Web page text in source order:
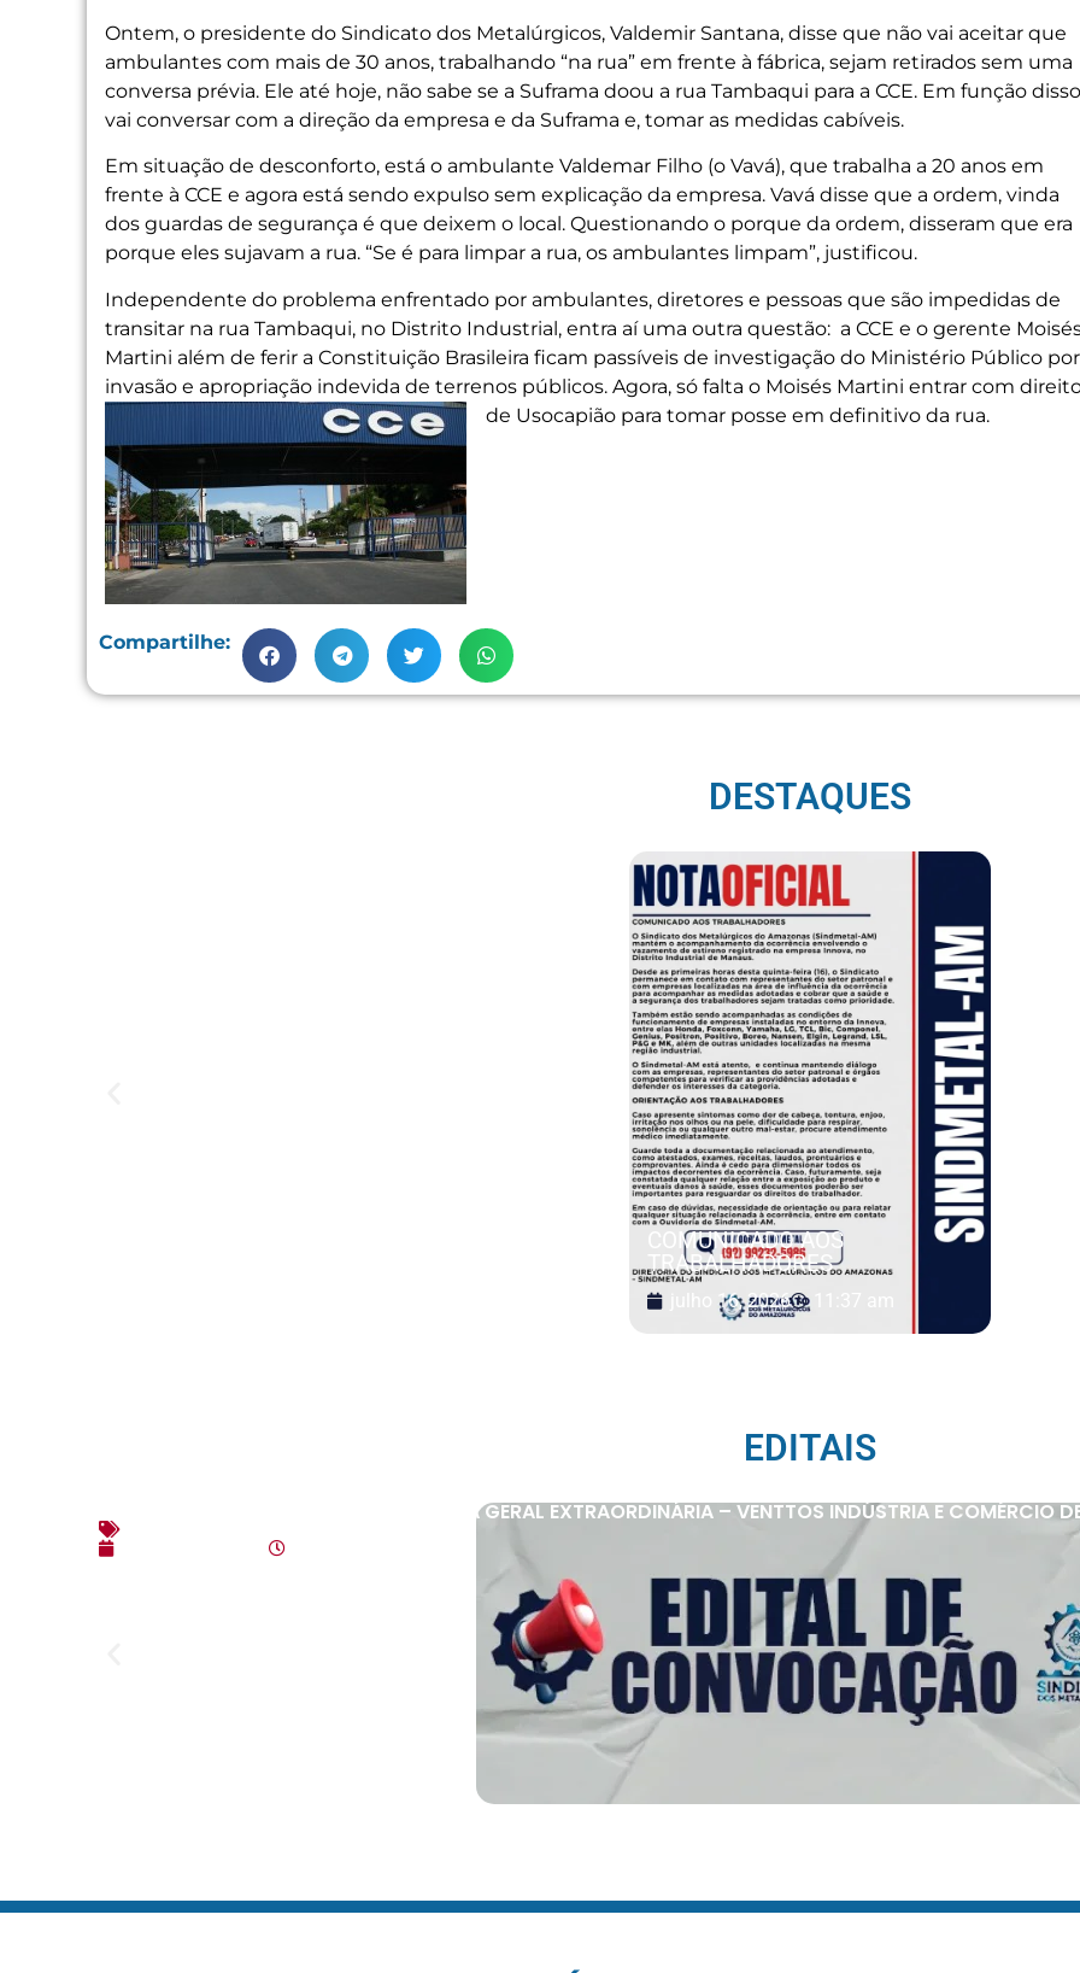
Ontem, o presidente do Sindicato dos Metalúrgicos, Valdemir Santana, disse que não vai aceitar que
ambulantes com mais de 30 anos, trabalhando “na rua” em frente à fábrica, sejam retirados sem uma
conversa prévia. Ele até hoje, não sabe se a Suframa doou a rua Tambaqui para a CCE. Em função
vai conversar com a direção da empresa e da Suframa e, tomar as medidas cabíveis.
Em situação de desconforto, está o ambulante Valdemar Filho (o Vavá), que trabalha a 20 anos em
frente à CCE e agora está sendo expulso sem explicação da empresa. Vavá disse que a ordem, vinda
dos guardas de segurança é que deixem o local. Questionando o porque da ordem, disseram que era
porque eles sujavam a rua. “Se é para limpar a rua, os ambulantes limpam”, justificou.
Independente do problema enfrentado por ambulantes, diretores e pessoas que são impedidas de
transitar na rua Tambaqui, no Distrito Industrial, entra aí uma outra questão: a CCE e o gerente
Martini além de ferir a Constituição Brasileira ficam passíveis de investigação do Ministério Público por
invasão e apropriação indevida de terrenos públicos. Agora, só falta o Moisés Martini entrar com
de Usocapião para tomar posse em definitivo da rua.
Compartilhe:
DESTAQUES
COMUNICADO AOS
TRABALHADORES
julho 16, 2026
EDITAIS
EDITAL DE CONVOCAÇÃO – ASSEMBLEIA GERAL EXTRAORDINÁRIA – VENTTOS INDÚSTRIA E COMÉRCIO